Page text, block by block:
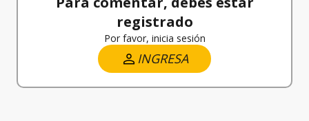
registrado
Por favor, inicia sesión
INGRESA